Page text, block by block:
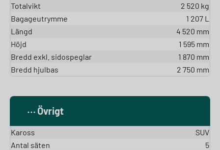
Totalvikt
2 520 kg
Bagageutrymme
1 207 L
Längd
4 520 mm
Höjd
1 595 mm
Bredd exkl. sidospeglar
1 870 mm
Bredd hjulbas
2 750 mm
Övrigt
Kaross
SUV
Antal säten
5